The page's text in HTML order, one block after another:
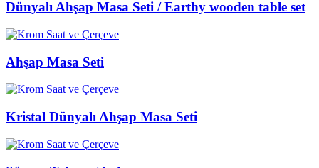
Dünyalı Ahşap Masa Seti / Earthy wooden table set
Ahşap Masa Seti
Kristal Dünyalı Ahşap Masa Seti